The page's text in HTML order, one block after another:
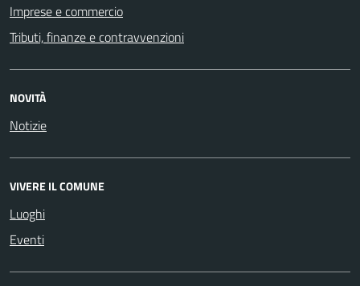
Imprese e commercio
Tributi, finanze e contravvenzioni
NOVITÀ
Notizie
VIVERE IL COMUNE
Luoghi
Eventi